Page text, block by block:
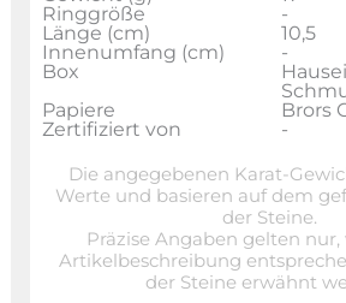
Ringgröße
-
Länge (cm)
10,5
Innenumfang (cm)
-
Box
Papiere
Brors
Zertifiziert von
-
Die angegebenen Karat-
Werte und basieren auf dem
der Steine.
Präzise Angaben gelten
Artikelbeschreibung
der Steine erwähnt